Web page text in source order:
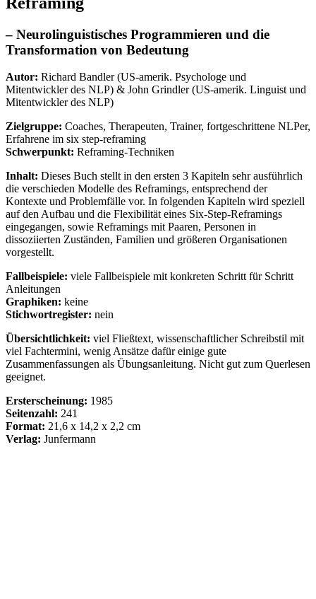
– Neurolinguistisches Programmieren und die
Transformation von Bedeutung
Autor: Richard Bandler (US-amerik. Psychologe und
Mitentwickler des NLP) & John Grindler (US-amerik. Linguist und
Mitentwickler des NLP)
Zielgruppe: Coaches, Therapeuten, Trainer, fortgeschrittene NLPer,
Erfahrene im six step-reframing
Schwerpunkt: Reframing-Techniken
Inhalt: Dieses Buch stellt in den ersten 3 Kapiteln sehr ausführlich
die verschieden Modelle des Reframings, entsprechend der
Kontexte und Problemfälle vor. In folgenden Kapiteln wird speziell
auf den Aufbau und die Flexibilität eines Six-Step-Reframings
eingegangen, sowie Reframings mit Paaren, Personen in
dissoziierten Zuständen, Familien und größeren Organisationen
vorgestellt.
Fallbeispiele: viele Fallbeispiele mit konkreten Schritt für Schritt
Anleitungen
Graphiken: keine
Stichwortregister: nein
Übersichtlichkeit: viel Fließtext, wissenschaftlicher Schreibstil mit
viel Fachtermini, wenig Ansätze dafür einige gute
Zusammenfassungen als Übungsanleitung. Nicht gut zum Querlesen
geeignet.
Ersterscheinung: 1985
Seitenzahl: 241
Format: 21,6 x 14,2 x 2,2 cm
Verlag: Junfermann